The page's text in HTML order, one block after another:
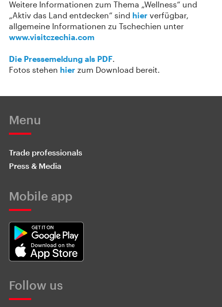
Weitere Informationen zum Thema „Wellness“ und
„Aktiv das Land entdecken“ sind hier verfügbar,
allgemeine Informationen zu Tschechien unter
www.visitczechia.com
Die Pressemeldung als PDF.
Fotos stehen hier zum Download bereit.
Menu
Trade professionals
Press & Media
Mobile app
Follow us